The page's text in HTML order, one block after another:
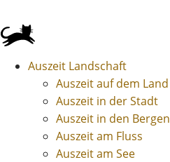
Auszeit Landschaft
Auszeit auf dem Land
Auszeit in der Stadt
Auszeit in den Bergen
Auszeit am Fluss
Auszeit am See